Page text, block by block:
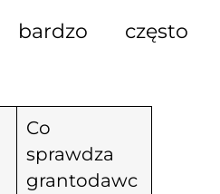
bardzo często
Co
sprawdza
grantodawc